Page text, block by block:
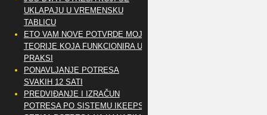
UKLAPAJU U VREMENSKU
TABLICU
ETO VAM NOVE POTVRDE MOJE
TEORIJE KOJA FUNKCIONIRA U
PRAKSI
PONAVLJANJE POTRESA
SVAKIH 12 SATI
PREDVIĐANJE I IZRAČUN
POTRESA PO SISTEMU IKEEPS